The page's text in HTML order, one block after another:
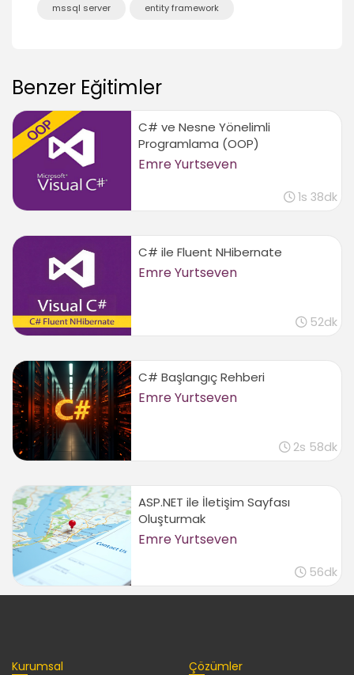
Yönetim paneline giriş
_viewstart dosyası ile _layout uygulamak
11:11
Bundleconfig ile dosyaların yönetimi
03:47
Index view oluşturmak
09:09
Kategori İşlemleri
Kategori işlemleri için view oluşturmak
08:35
Kategori işlemleri için action oluşturmak
Yeni Kategori
Yeni kategori eklemek için view oluşturmak
10:10
Controller üzerinde get ve post kavramı
05:36
03:41
Required özniteliği
02:30
Kategori Düzenleme
Kategori düzenleme için view oluşturmak
Mvc route mekanizmasını anlamak
mssql server entity framework
Benzer Eğitimler
C# ve Nesne Yönelimli
Programlama (OOP)
Emre Yurtseven
1s 38dk
C# ile Fluent NHibernate
Emre Yurtseven
52dk
C# Başlangıç Rehberi
Emre Yurtseven
2s 58dk
ASP.NET ile İletişim Sayfası
Oluşturmak
Emre Yurtseven
56dk
Kurumsal Çözümler